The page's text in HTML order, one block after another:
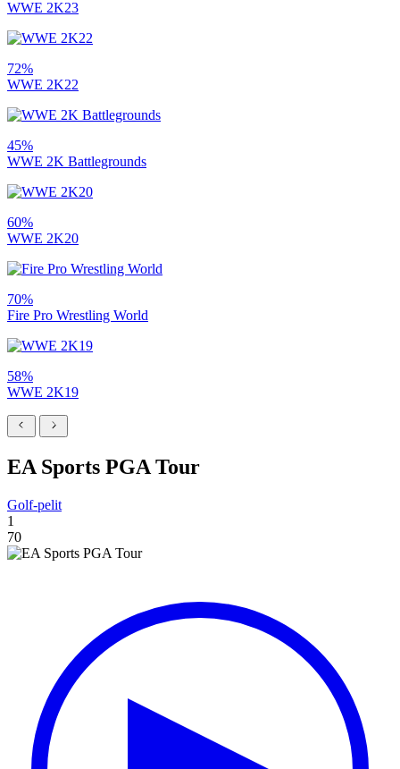
WWE 2K23
72%
WWE 2K22
45%
WWE 2K Battlegrounds
60%
WWE 2K20
70%
Fire Pro Wrestling World
58%
WWE 2K19
EA Sports PGA Tour
Golf-pelit
1
70